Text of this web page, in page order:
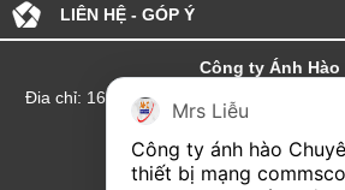
LIÊN HỆ - GÓP Ý
Công ty Ánh Hào
Đia chỉ: 164 Phố Chùa Láng - Phường
Email:
Mrs Liễu
Công ty ánh hào
thiết bị mạng